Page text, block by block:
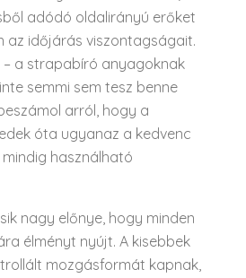
adódó oldalirányú erőket
az időjárás viszontagságait.
– a strapabíró anyagoknak
semmi sem tesz benne
arról, hogy a
óta ugyanaz a kedvenc
használható
nagy előnye, hogy minden
élményt nyújt. A kisebbek
mozgásformát kapnak,